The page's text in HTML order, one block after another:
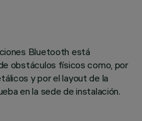
Bluetooth está
obstáculos físicos como, por
y por el layout de la
en la sede de instalación.